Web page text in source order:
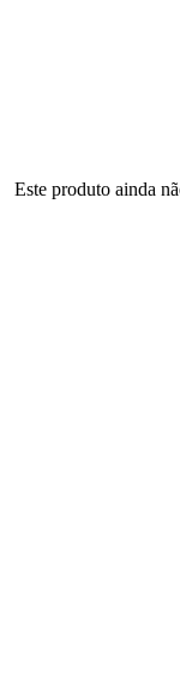
Este produto ainda